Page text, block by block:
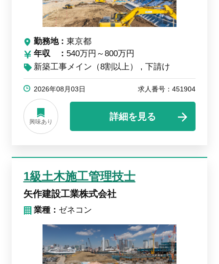
勤務地
東京都
年収
540万円～800万円
新築工事メイン（8割以上）
下請け
2026年08月03日 求人番号：451904
興味あり
詳細を見る
1級土木施工管理技士
矢作建設工業株式会社
業種： ゼネコン